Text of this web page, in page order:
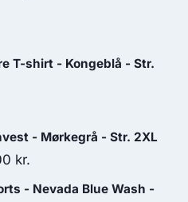
kr..
T-shirt - Kongeblå - Str.
- Mørkegrå - Str. 2XL
kr.
price
- Nevada Blue Wash -